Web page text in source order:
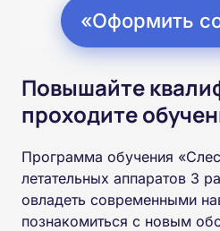
«Оформить
Повышайте
проходите
Программа обучения
летательных аппаратов 3
овладеть современными
познакомиться с новым